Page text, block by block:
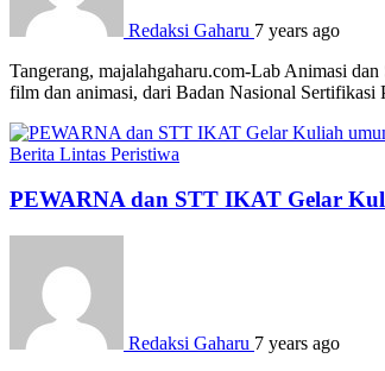
Redaksi Gaharu 7 years ago
Tangerang, majalahgaharu.com-Lab Animasi
film dan animasi, dari Badan Nasional
Berita Lintas Peristiwa
PEWARNA dan STT IKAT Gelar
Redaksi Gaharu 7 years ago